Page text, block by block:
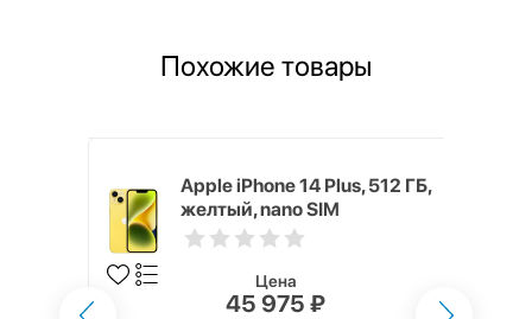
Похожие товары
Apple iPhone 14 Plus, 512 ГБ,
желтый, nano SIM
Цена
45 975 ₽